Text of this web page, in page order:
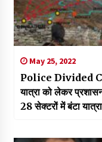
May 25, 2022
Police Divided
यात्रा को लेकर
28 सेक्टरों में बंटा यात्रा